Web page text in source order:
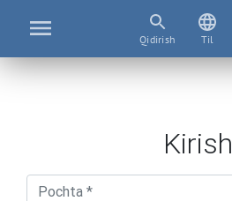
Qidirish Til
Kirish